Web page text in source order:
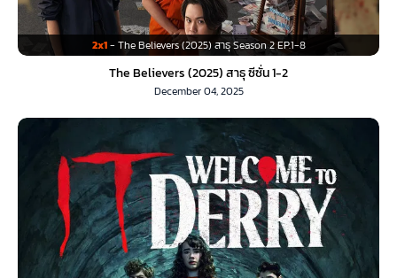
2x1- The Believers (2025) สาธุ Season 2 EP.1-8
The Believers (2025) สาธุ ซีซั่น 1-2
December 04, 2025